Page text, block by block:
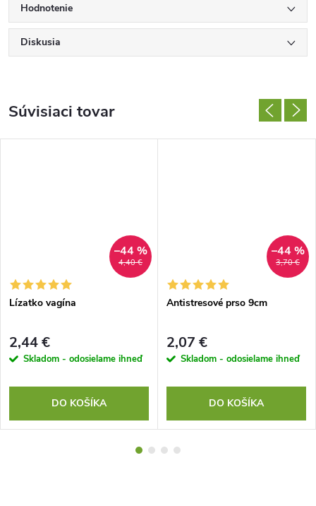
Hodnotenie
Diskusia
Súvisiaci tovar
4,40 €
–44 %
Lízatko vagína
2,44 €
Skladom - odosielame ihneď
DO KOŠÍKA
3,70 €
–44 %
Antistresové prso 9cm
2,07 €
Skladom - odosielame ihneď
DO KOŠÍKA